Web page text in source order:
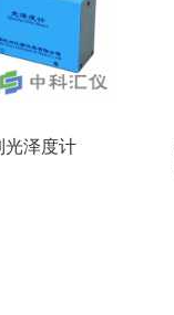
光泽度计